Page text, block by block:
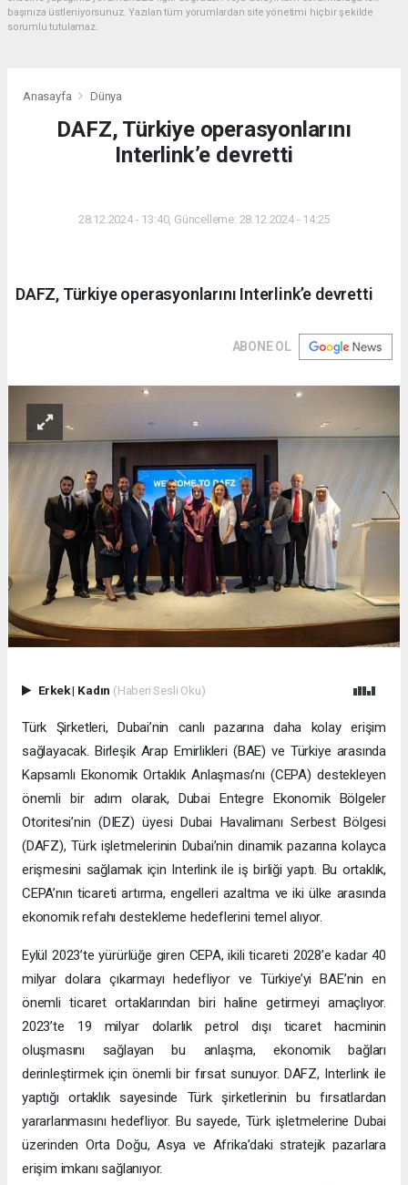
başınıza üstleniyorsunuz. Yazılan tüm yorumlardan site yönetimi hiçbir şekilde
sorumlu tutulamaz.
Anasayfa Dünya
DAFZ, Türkiye operasyonlarını
Interlink’e devretti
28.12.2024 - 13:40, Güncelleme: 28.12.2024 - 14:25
DAFZ, Türkiye operasyonlarını Interlink’e devretti
ABONE OL
Erkek| Kadın (Haberi Sesli Oku)
Türk Şirketleri, Dubai’nin canlı pazarına daha kolay erişim
sağlayacak. Birleşik Arap Emirlikleri (BAE) ve Türkiye arasında
Kapsamlı Ekonomik Ortaklık Anlaşması’nı (CEPA) destekleyen
önemli bir adım olarak, Dubai Entegre Ekonomik Bölgeler
Otoritesi’nin (DIEZ) üyesi Dubai Havalimanı Serbest Bölgesi
(DAFZ), Türk işletmelerinin Dubai’nin dinamik pazarına kolayca
erişmesini sağlamak için Interlink ile iş birliği yaptı. Bu ortaklık,
CEPA’nın ticareti artırma, engelleri azaltma ve iki ülke arasında
ekonomik refahı destekleme hedeflerini temel alıyor.
Eylül 2023’te yürürlüğe giren CEPA, ikili ticareti 2028’e kadar 40
milyar dolara çıkarmayı hedefliyor ve Türkiye’yi BAE’nin en
önemli ticaret ortaklarından biri haline getirmeyi amaçlıyor.
2023’te 19 milyar dolarlık petrol dışı ticaret hacminin
oluşmasını sağlayan bu anlaşma, ekonomik bağları
derinleştirmek için önemli bir fırsat sunuyor. DAFZ, Interlink ile
yaptığı ortaklık sayesinde Türk şirketlerinin bu fırsatlardan
yararlanmasını hedefliyor. Bu sayede, Türk işletmelerine Dubai
üzerinden Orta Doğu, Asya ve Afrika’daki stratejik pazarlara
erişim imkanı sağlanıyor.